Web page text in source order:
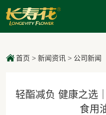
首页 > 新闻资讯> 公司新闻
轻酯减负 健康之选
食用